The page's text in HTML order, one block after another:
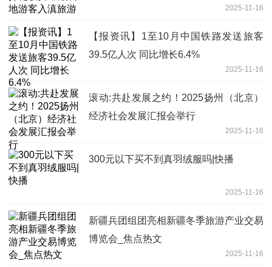
2025-11-16
【报资讯】1至10月中国铁路发送旅客
39.5亿人次 同比增长6.4%
2025-11-16
滚动:共赴发展之约！2025扬州（北京）
经济社会发展汇报会举行
2025-11-16
300元以下买不到真羽绒服吗|快播
2025-11-16
新疆兵团组团亮相新疆冬季旅游产业交易
博览会_焦点热文
2025-11-16